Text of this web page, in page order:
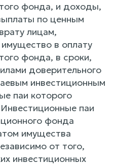
фонда, и доходы,
по ценным
лицам,
в оплату
фонда, в сроки,
доверительного
инвестиционным
паи которого
паи
фонда
имущества
от того,
инвестиционных